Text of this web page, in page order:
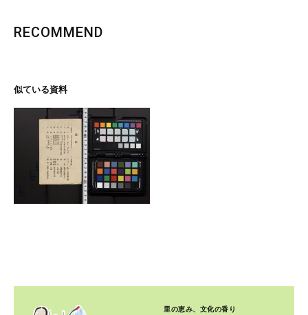
RECOMMEND
似ている資料
里の恵み、文化の香り